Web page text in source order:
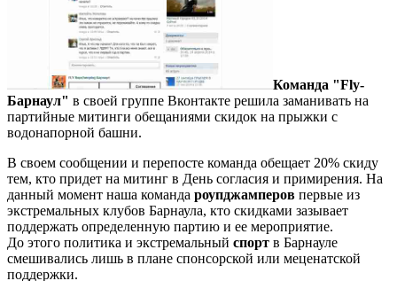
Команда "Fly-
Барнаул" в своей группе Вконтакте решила заманивать на
партийные митинги обещаниями скидок на прыжки с
водонапорной башни.
В своем сообщении и перепосте команда обещает 20% скиду
тем, кто придет на митинг в День согласия и примирения. На
данный момент наша команда роупджамперов первые из
экстремальных клубов Барнаула, кто скидками зазывает
поддержать определенную партию и ее мероприятие.
До этого политика и экстремальный спорт в Барнауле
смешивались лишь в плане спонсорской или меценатской
поддержки.